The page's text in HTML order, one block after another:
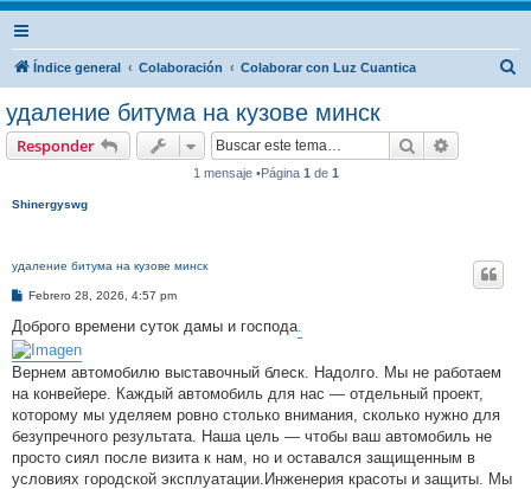
Índice general Colaboración Colaborar con Luz Cuantica
удаление битума на кузове минск
Responder Buscar
1 mensaje •Página 1 de 1
Shinergyswg
удаление битума на кузове минск
M
n
a
j
e
Febrero 28, 2026, 4:57 pm
Доброго времени суток дамы и господа.
Вернем автомобилю выставочный блеск. Надолго. Мы не работаем
на конвейере. Каждый автомобиль для нас — отдельный проект,
которому мы уделяем ровно столько внимания, сколько нужно для
безупречного результата. Наша цель — чтобы ваш автомобиль не
просто сиял после визита к нам, но и оставался защищенным в
условиях городской эксплуатации.Инженерия красоты и защиты. Мы